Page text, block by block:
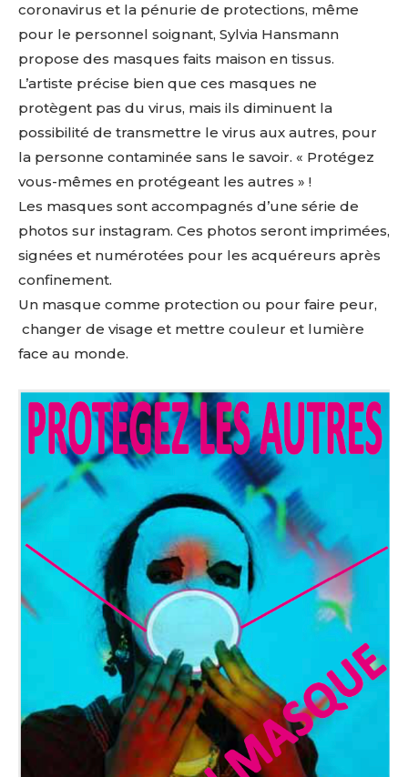
coronavirus et la pénurie de protections, même
pour le personnel soignant, Sylvia Hansmann
propose des masques faits maison en tissus.
L’artiste précise bien que ces masques ne
protègent pas du virus, mais ils diminuent la
possibilité de transmettre le virus aux autres, pour
la personne contaminée sans le savoir. « Protégez
vous-mêmes en protégeant les autres » !
Les masques sont accompagnés d’une série de
photos sur instagram. Ces photos seront imprimées,
signées et numérotées pour les acquéreurs après
confinement.
Un masque comme protection ou pour faire peur,
changer de visage et mettre couleur et lumière
face au monde.